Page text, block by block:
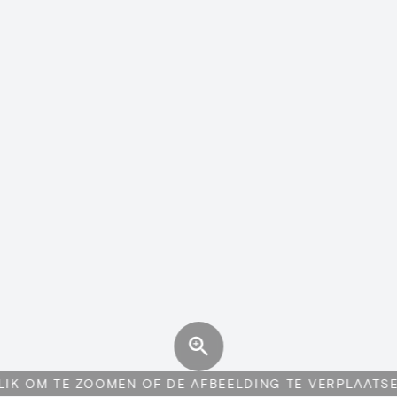
OM TE ZOOMEN OF DE AFBEELDING TE